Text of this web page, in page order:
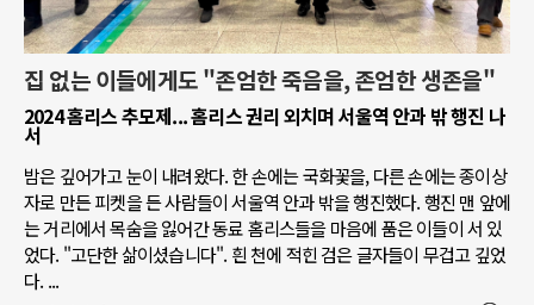
집 없는 이들에게도 "존엄한 죽음을, 존엄한 생존을"
2024 홈리스 추모제... 홈리스 권리 외치며 서울역 안과 밖 행진 나
서
밤은 깊어가고 눈이 내려왔다. 한 손에는 국화꽃을, 다른 손에는 종이상
자로 만든 피켓을 든 사람들이 서울역 안과 밖을 행진했다. 행진 맨 앞에
는 거리에서 목숨을 잃어간 동료 홈리스들을 마음에 품은 이들이 서 있
었다. "고단한 삶이셨습니다". 흰 천에 적힌 검은 글자들이 무겁고 깊었
다. ...